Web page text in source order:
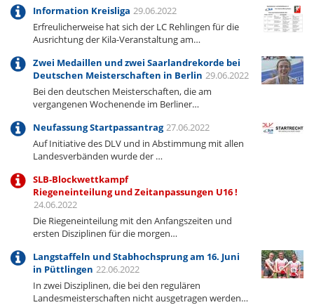
Information Kreisliga 29.06.2022
Erfreulicherweise hat sich der LC Rehlingen für die
Ausrichtung der Kila-Veranstaltung am…
Zwei Medaillen und zwei Saarlandrekorde bei
Deutschen Meisterschaften in Berlin 29.06.2022
Bei den deutschen Meisterschaften, die am
vergangenen Wochenende im Berliner…
Neufassung Startpassantrag 27.06.2022
Auf Initiative des DLV und in Abstimmung mit allen
Landesverbänden wurde der …
SLB-Blockwettkampf
Riegeneinteilung und Zeitanpassungen U16 !
24.06.2022
Die Riegeneinteilung mit den Anfangszeiten und
ersten Disziplinen für die morgen…
Langstaffeln und Stabhochsprung am 16. Juni
in Püttlingen 22.06.2022
In zwei Disziplinen, die bei den regulären
Landesmeisterschaften nicht ausgetragen werden…